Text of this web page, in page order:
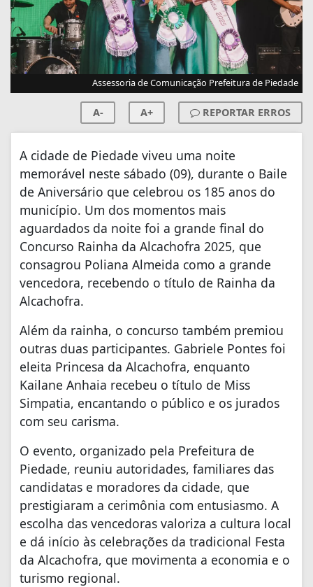
Assessoria de Comunicação Prefeitura de Piedade
A- A+ REPORTAR ERROS
A cidade de Piedade viveu uma noite
memorável neste sábado (09), durante o Baile
de Aniversário que celebrou os 185 anos do
município. Um dos momentos mais
aguardados da noite foi a grande final do
Concurso Rainha da Alcachofra 2025, que
consagrou Poliana Almeida como a grande
vencedora, recebendo o título de Rainha da
Alcachofra.
Além da rainha, o concurso também premiou
outras duas participantes. Gabriele Pontes foi
eleita Princesa da Alcachofra, enquanto
Kailane Anhaia recebeu o título de Miss
Simpatia, encantando o público e os jurados
com seu carisma.
O evento, organizado pela Prefeitura de
Piedade, reuniu autoridades, familiares das
candidatas e moradores da cidade, que
prestigiaram a cerimônia com entusiasmo. A
escolha das vencedoras valoriza a cultura local
e dá início às celebrações da tradicional Festa
da Alcachofra, que movimenta a economia e o
turismo regional.